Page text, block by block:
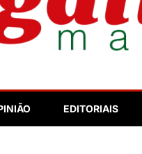
EDITORIAIS